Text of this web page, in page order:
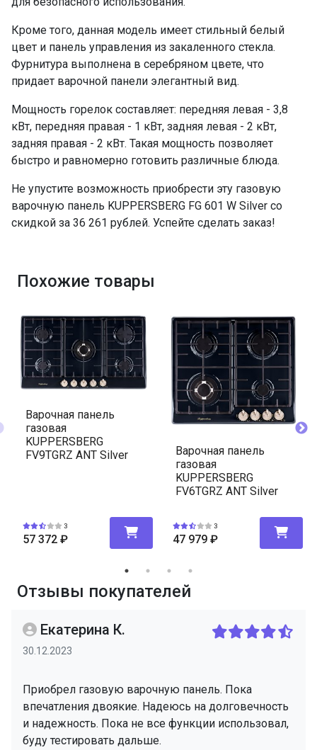
Кроме того, данная модель имеет стильный белый
цвет и панель управления из закаленного стекла.
Фурнитура выполнена в серебряном цвете, что
придает варочной панели элегантный вид.
Мощность горелок составляет: передняя левая - 3,8
кВт, передняя правая - 1 кВт, задняя левая - 2 кВт,
задняя правая - 2 кВт. Такая мощность позволяет
быстро и равномерно готовить различные блюда.
Не упустите возможность приобрести эту газовую
варочную панель KUPPERSBERG FG 601 W Silver со
скидкой за 36 261 рублей. Успейте сделать заказ!
Похожие товары
Варочная панель
газовая
KUPPERSBERG
FV9TGRZ ANT Silver
3
57 372 ₽
Варочная панель
газовая
KUPPERSBERG
FV6TGRZ ANT Silver
3
47 979 ₽
Отзывы покупателей
Екатерина К.
30.12.2023
Приобрел газовую варочную панель. Пока
впечатления двоякие. Надеюсь на долговечность
и надежность. Пока не все функции использовал,
буду тестировать дальше.